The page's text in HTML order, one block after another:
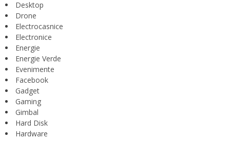
Desktop
Drone
Electrocasnice
Electronice
Energie
Energie Verde
Evenimente
Facebook
Gadget
Gaming
Gimbal
Hard Disk
Hardware